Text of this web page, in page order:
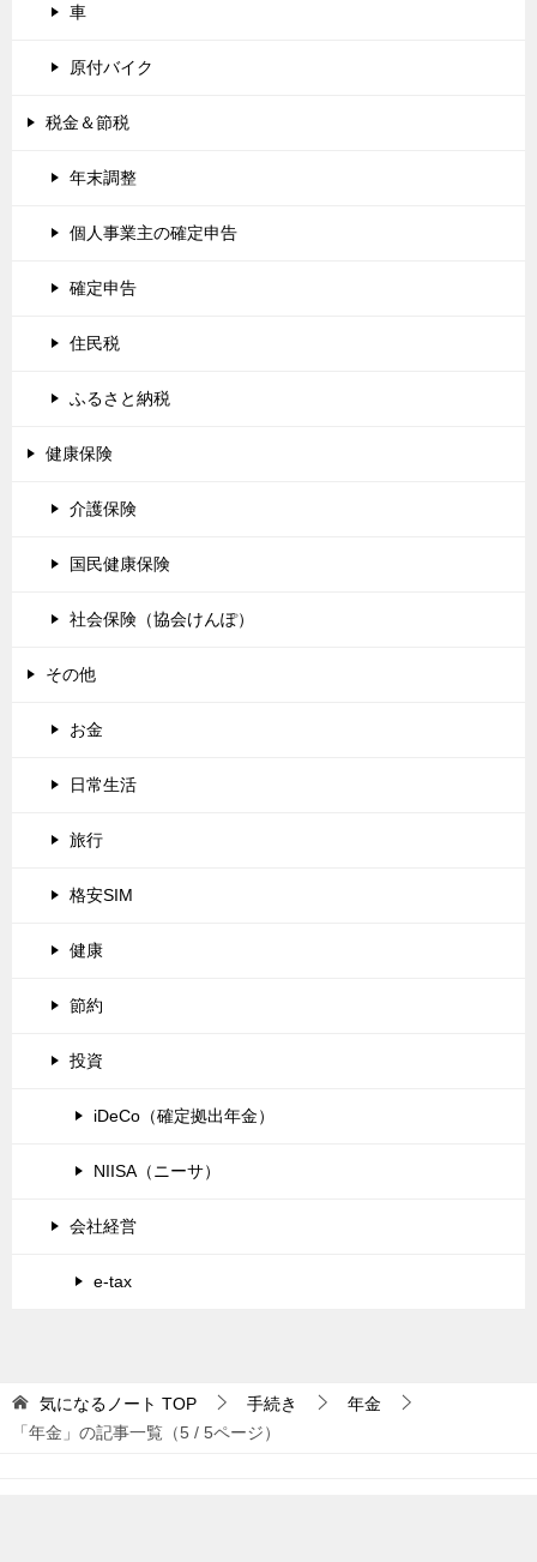
車
原付バイク
税金＆節税
年末調整
個人事業主の確定申告
確定申告
住民税
ふるさと納税
健康保険
介護保険
国民健康保険
社会保険（協会けんぽ）
その他
お金
日常生活
旅行
格安SIM
健康
節約
投資
iDeCo（確定拠出年金）
NIISA（ニーサ）
会社経営
e-tax
気になるノート TOP 手続き
年金
「年金」の記事一覧（5 / 5ページ）